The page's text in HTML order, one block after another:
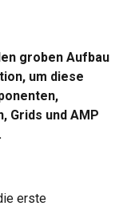
groben Aufbau
um diese
Grids und AMP
erste